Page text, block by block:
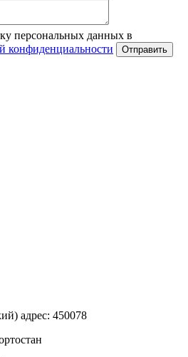
персональных данных в
конфиденциальности Отправить
адрес: 450078